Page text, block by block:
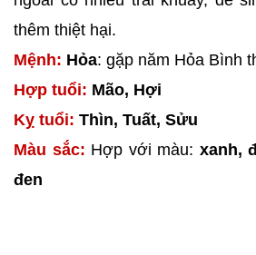
thêm thiệt hại.
Mệnh: Hỏa: gặp năm Hỏa Bình
Hợp tuổi: Mão, Hợi
Kỵ tuổi: Thìn, Tuất, Sửu
Màu sắc: Hợp với màu: xanh,
đen